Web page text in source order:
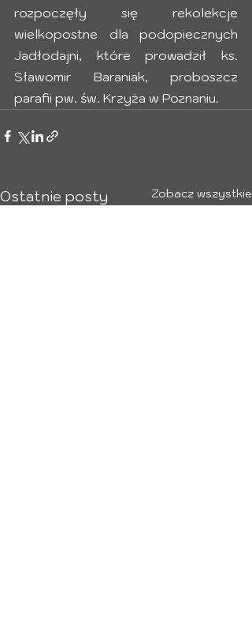
rozpoczęły się rekolekcje
wielkopostne dla podopiecznych
Jadłodajni, które prowadził ks.
Sławomir Baraniak, proboszcz
parafii pw. św. Krzyża w Poznaniu.
Ostatnie posty Zobacz wszystkie